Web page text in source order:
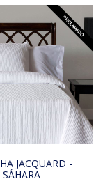
JACQUARD -
SÁHARA-